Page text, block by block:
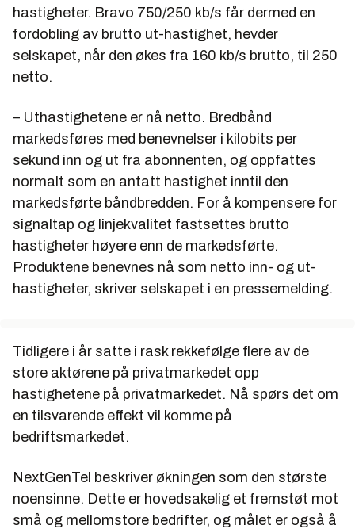
hastigheter. Bravo 750/250 kb/s får dermed en
fordobling av brutto ut-hastighet, hevder
selskapet, når den økes fra 160 kb/s brutto, til 250
netto.
– Uthastighetene er nå netto. Bredbånd
markedsføres med benevnelser i kilobits per
sekund inn og ut fra abonnenten, og oppfattes
normalt som en antatt hastighet inntil den
markedsførte båndbredden. For å kompensere for
signaltap og linjekvalitet fastsettes brutto
hastigheter høyere enn de markedsførte.
Produktene benevnes nå som netto inn- og ut-
hastigheter, skriver selskapet i en pressemelding.
Tidligere i år satte i rask rekkefølge flere av de
store aktørene på privatmarkedet opp
hastighetene på privatmarkedet. Nå spørs det om
en tilsvarende effekt vil komme på
bedriftsmarkedet.
NextGenTel beskriver økningen som den største
noensinne. Dette er hovedsakelig et fremstøt mot
små og mellomstore bedrifter, og målet er også å